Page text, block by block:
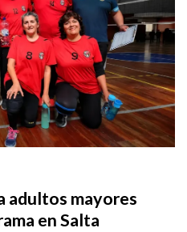
adultos mayores
en Salta